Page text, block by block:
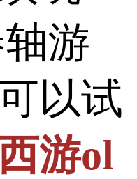
游
以试
游ol